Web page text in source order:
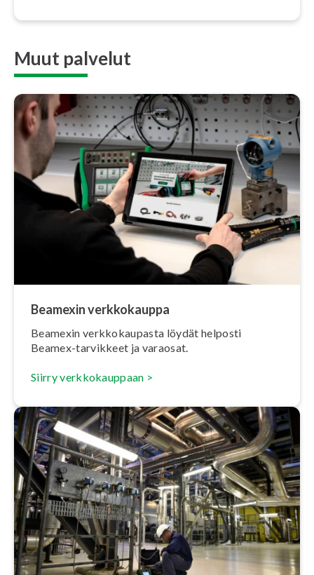
Muut palvelut
Beamexin verk­ko­kaup­pa
Beamexin verk­ko­kau­pas­ta löydät helposti
Beamex-tarvikkeet ja varaosat.
Siirry verk­ko­kaup­paan >